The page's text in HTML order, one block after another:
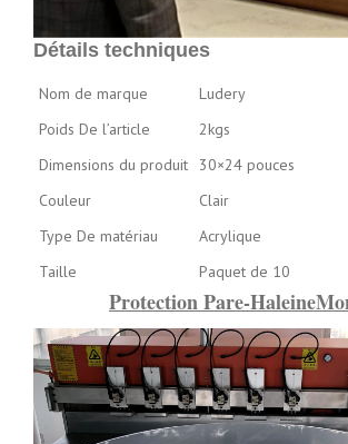
Détails techniques
Nom de marque
Ludery
Poids De l’article
2kgs
Dimensions du produit
30×24 pouces
Couleur
Clair
Type De matériau
Acrylique
Taille
Paquet de 10
Protection Pare-